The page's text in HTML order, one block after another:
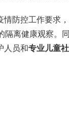
防控工作要求
离健康观察。
人员和专业儿童